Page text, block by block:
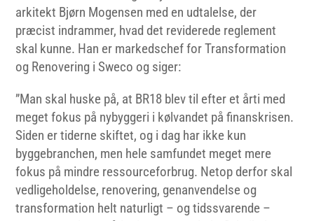
arkitekt Bjørn Mogensen med en udtalelse, der
præcist indrammer, hvad det reviderede reglement
skal kunne. Han er markedschef for Transformation
og Renovering i Sweco og siger:
”Man skal huske på, at BR18 blev til efter et årti med
meget fokus på nybyggeri i kølvandet på finanskrisen.
Siden er tiderne skiftet, og i dag har ikke kun
byggebranchen, men hele samfundet meget mere
fokus på mindre ressourceforbrug. Netop derfor skal
vedligeholdelse, renovering, genanvendelse og
transformation helt naturligt – og tidssvarende –